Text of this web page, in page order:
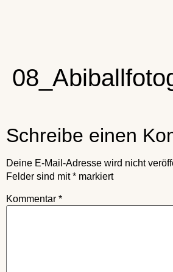
Schreibe einen
Deine E-Mail-Adresse wird nicht
Felder sind mit* markiert
Kommentar *